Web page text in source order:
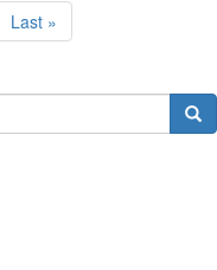
Last
page
Last »
搜索